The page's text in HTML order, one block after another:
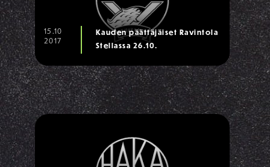
15.10
2017
Kauden päättäjäiset Ravintola
Stellassa 26.10.